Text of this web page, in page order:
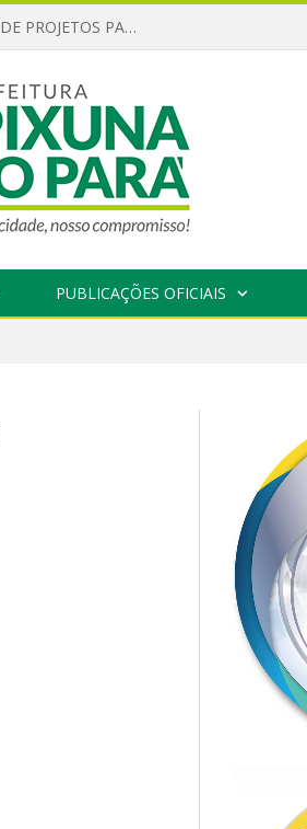
CHAMAMENTO PÚBLICO Nº 01/2026 – SELEÇÃO DE PROJETOS PARA FIRMAR TERMO DE EXECUÇÃO CULTURAL COM RECURSOS DA POLÍTICA NACIONAL ALDIR BLANC DE FOMENTO À CULTURA – PNAB (LEI Nº 14.399/2022)
PUBLICAÇÕES OFICIAIS